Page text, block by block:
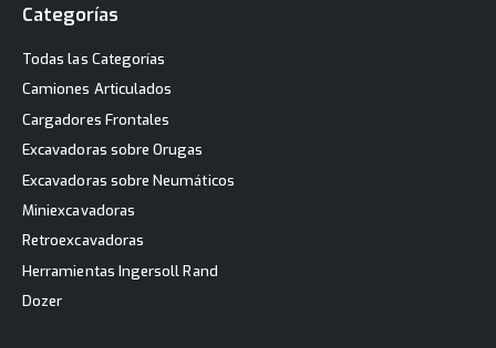
Categorías
Todas las Categorías
Camiones Articulados
Cargadores Frontales
Excavadoras sobre Orugas
Excavadoras sobre Neumáticos
Miniexcavadoras
Retroexcavadoras
Herramientas Ingersoll Rand
Dozer